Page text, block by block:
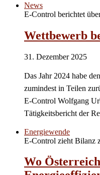
News
E-Control berichtet
Wettbewerb
31. Dezember 2025
Das Jahr 2024 habe
zumindest in Teilen
E-Control Wolfgang
Tätigkeitsbericht der
Energiewende
E-Control zieht Bilanz
Wo